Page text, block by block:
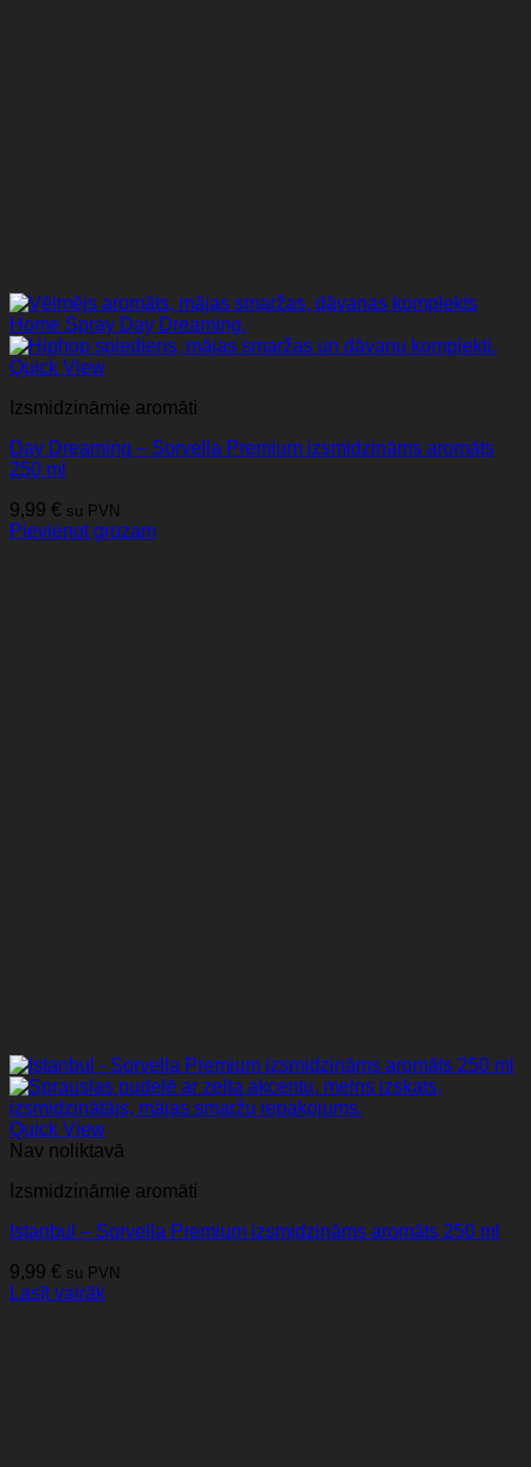
Quick View
Izsmidzināmie aromāti
Day Dreaming – Sorvella Premium izsmidzināms aromāts
250 ml
9,99 € su PVN
Pievienot grozam
Quick View
Nav noliktavā
Izsmidzināmie aromāti
Istanbul – Sorvella Premium izsmidzināms aromāts 250 ml
9,99 € su PVN
Lasīt vairāk